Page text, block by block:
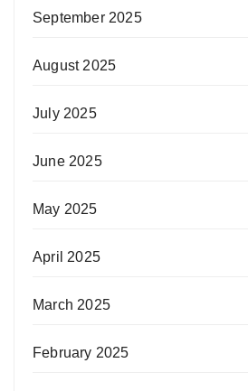
September 2025
August 2025
July 2025
June 2025
May 2025
April 2025
March 2025
February 2025